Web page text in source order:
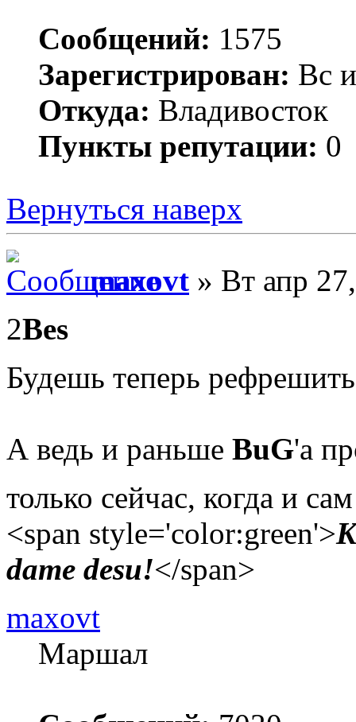
Сообщений: 1575
Зарегистрирован: Вс
Откуда: Владивосток
Пункты репутации: 0
Вернуться наверх
maxovt » Вт апр
2Bes
Будешь теперь
А ведь и раньше BuG'а
только сейчас, когда и
<span style='color:green'>
dame desu!</span>
maxovt
Маршал